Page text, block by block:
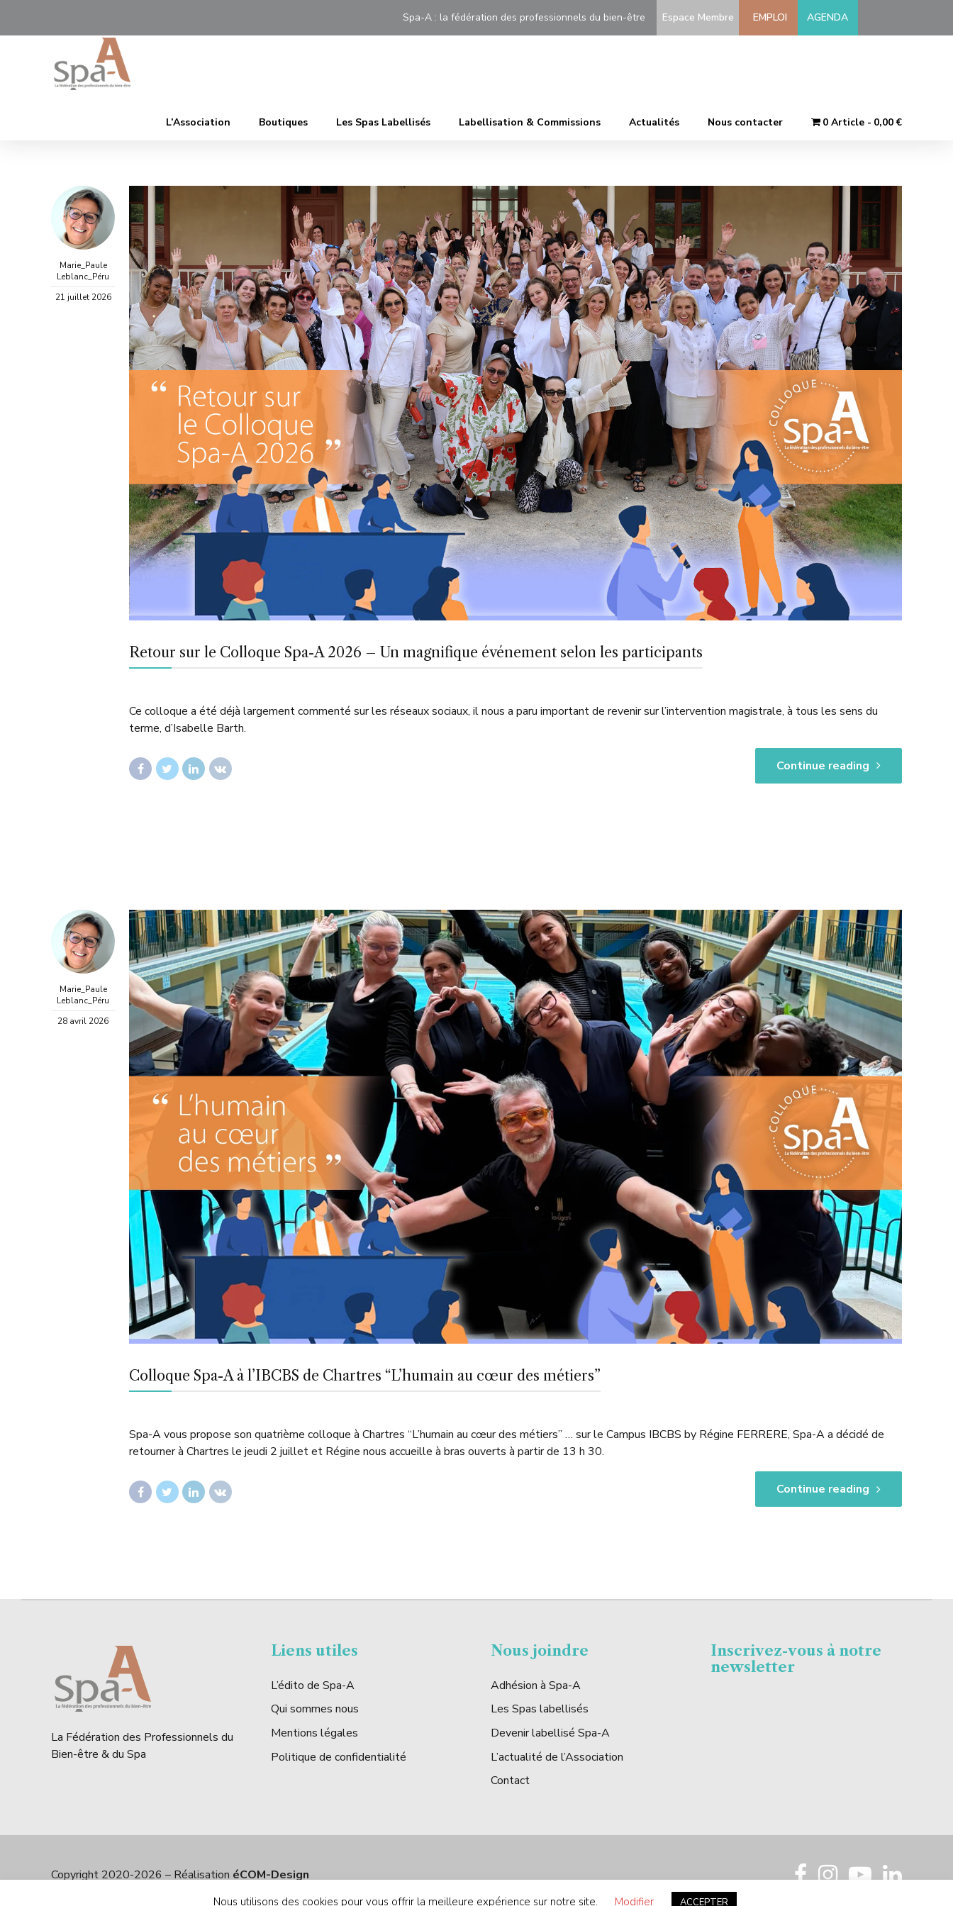
AGENDA
EMPLOI
Espace Membre
Spa-A : la fédération des professionnels du bien-être
L’Association Boutiques Les Spas Labellisés Labellisation & Commissions Actualités Nous contacter 0 Article 0,00 €
Marie_Paule
Leblanc_Péru
21 juillet 2026
Retour sur le Colloque Spa-A 2026 – Un magnifique événement selon les participants
Ce colloque a été déjà largement commenté sur les réseaux sociaux, il nous a paru important de revenir sur l’intervention magistrale, à tous les sens du
terme, d’Isabelle Barth.
Continue reading
Marie_Paule
Leblanc_Péru
28 avril 2026
Colloque Spa-A à l’IBCBS de Chartres “L’humain au cœur des métiers”
Spa-A vous propose son quatrième colloque à Chartres “L’humain au cœur des métiers” … sur le Campus IBCBS by Régine FERRERE, Spa-A a décidé de
retourner à Chartres le jeudi 2 juillet et Régine nous accueille à bras ouverts à partir de 13 h 30.
Continue reading
La Fédération des Professionnels du
Bien-être & du Spa
Liens utiles
L’édito de Spa-A
Qui sommes nous
Mentions légales
Politique de confidentialité
Nous joindre
Adhésion à Spa-A
Les Spas labellisés
Devenir labellisé Spa-A
L’actualité de l’Association
Contact
Inscrivez-vous à notre
newsletter
Copyright 2020-2026 – Réalisation éCOM-Design
Nous utilisons des cookies pour vous offrir la meilleure expérience sur notre site. Modifier ACCEPTER